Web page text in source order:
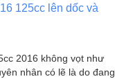
125cc lên dốc và
2016 không vọt như
nhân có lẽ là do đang